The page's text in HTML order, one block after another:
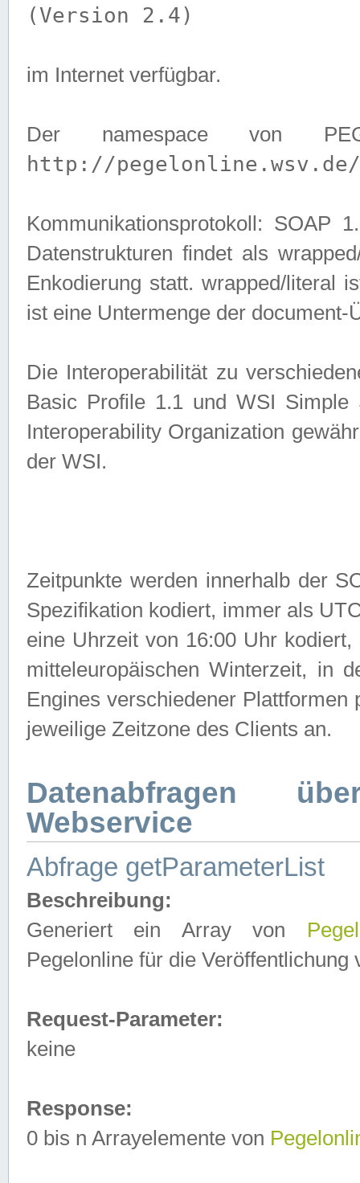
(Version 2.4)
im Internet verfügbar.
Der namespace von
http://pegelonline.wsv.de/
Kommunikationsprotokoll: SOAP
Datenstrukturen findet als
Enkodierung statt. wrapped/literal
ist eine Untermenge der
Die Interoperabilität zu
Basic Profile 1.1 und WSI
Interoperability Organization
der WSI.
Zeitpunkte werden innerhalb der
Spezifikation kodiert, immer als
eine Uhrzeit von 16:00 Uhr
mitteleuropäischen Winterzeit, in
Engines verschiedener
jeweilige Zeitzone des Clients an.
Datenabfragen
Webservice
Abfrage getParameterList
Beschreibung:
Generiert ein Array von
Pegelonline für die Veröffentlichung
Request-Parameter:
keine
Response:
0 bis n Arrayelemente von